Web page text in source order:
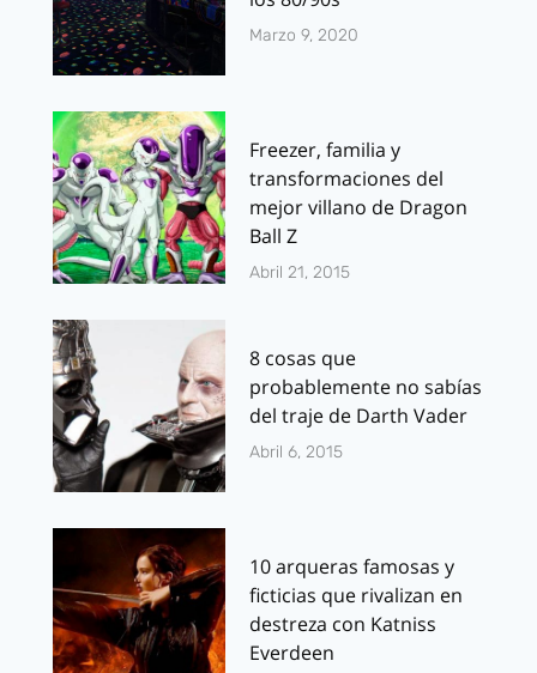
Marzo 9, 2020
Freezer, familia y
transformaciones del
mejor villano de Dragon
Ball Z
Abril 21, 2015
8 cosas que
probablemente no sabías
del traje de Darth Vader
Abril 6, 2015
10 arqueras famosas y
ficticias que rivalizan en
destreza con Katniss
Everdeen